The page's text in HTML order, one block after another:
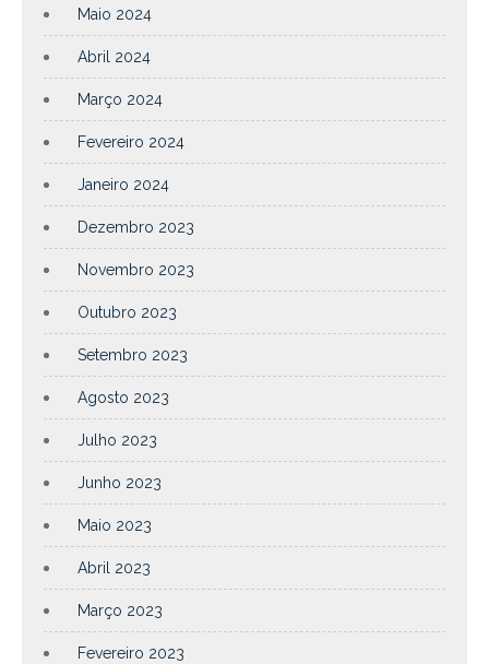
Maio 2024
Abril 2024
Março 2024
Fevereiro 2024
Janeiro 2024
Dezembro 2023
Novembro 2023
Outubro 2023
Setembro 2023
Agosto 2023
Julho 2023
Junho 2023
Maio 2023
Abril 2023
Março 2023
Fevereiro 2023